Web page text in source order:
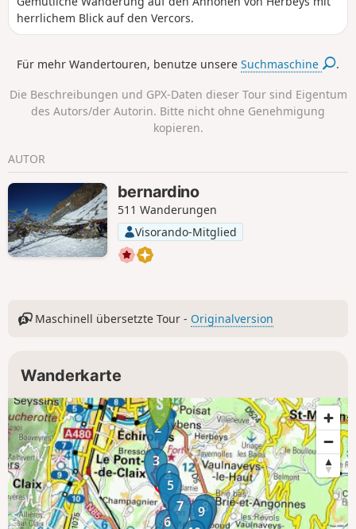
herrlichem Blick auf den Vercors.
Für mehr Wandertouren, benutze unsereSuchmaschine .
Die Beschreibungen und GPX-Daten dieser Tour sind Eigentum
des Autors/der Autorin. Bitte nicht ohne Genehmigung
kopieren.
AUTOR
bernardino
511 Wanderungen
Visorando-Mitglied
Maschinell übersetzte Tour - Originalversion
Wanderkarte
1
2
3
4
5
6
7 8
9